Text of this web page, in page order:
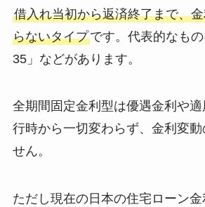
借入れ当初から返済終了まで、
らないタイプです。代表的なも
35」などがあります。
全期間固定金利型は優遇金利や
行時から一切変わらず、金利変動
せん。
ただし現在の日本の住宅ローン